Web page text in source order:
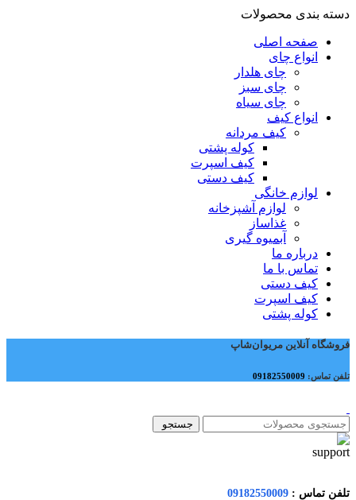
دسته بندی محصولات
صفحه اصلی
انواع چای
چای هلدار
چای سبز
چای سیاه
انواع کیف
کیف مردانه
کوله پشتی
کیف اسپرت
کیف دستی
لوازم خانگی
لوازم آشپزخانه
غذاساز
آبمیوه گیری
درباره ما
تماس با ما
کیف دستی
کیف اسپرت
کوله پشتی
فروشگاه آنلاین مریوان‌شاپ
تلفن تماس:
جستجو
تلفن تماس : 09182550009